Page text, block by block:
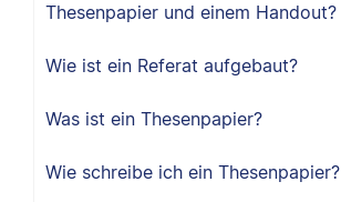
Thesenpapier und einem Handout?
Wie ist ein Referat aufgebaut?
Was ist ein Thesenpapier?
Wie schreibe ich ein Thesenpapier?